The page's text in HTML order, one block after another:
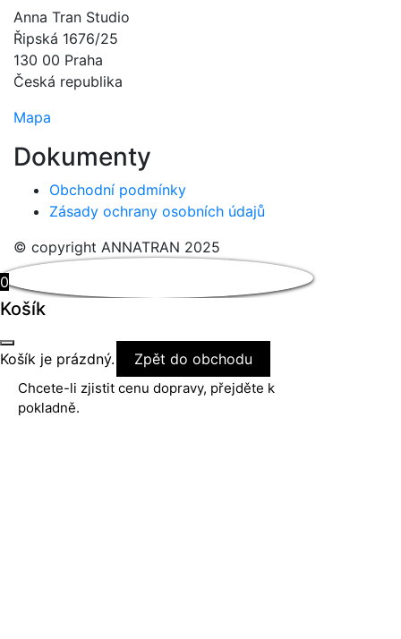
Anna Tran Studio
Řipská 1676/25
130 00 Praha
Česká republika
Mapa
Dokumenty
Obchodní podmínky
Zásady ochrany osobních údajů
© copyright ANNATRAN 2025
0
Košík
Košík je prázdný. Zpět do obchodu
Chcete-li zjistit cenu dopravy, přejděte k
pokladně.